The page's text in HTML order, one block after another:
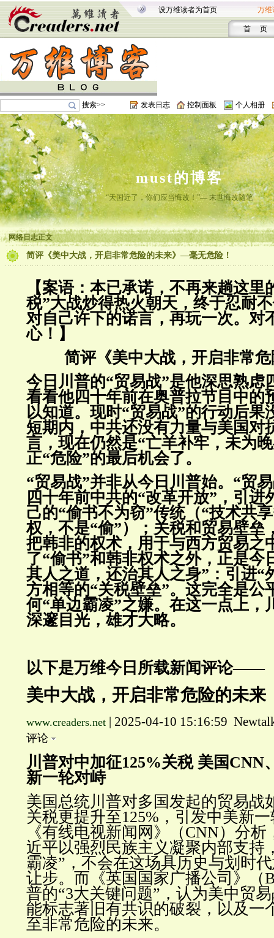
设万维读者为首页 万维
首 页
搜索>> 发表日志 控制面板 个人相册
must的博客
“天国近了，你们应当悔改！”— 末世悔改随笔
网络日志正文
简评《美中大战，开启非常危险的未来》—毫无危险！
【案语：本已承诺，不再来趟这里
税”大战炒得热火朝天，终于忍耐
对自己许下的诺言，再玩一次。对
心！】
简评《美中大战，开启非常
今日川普的“贸易战”是他深思熟虑
看看他四十年前在奥普拉节目中的
以知道。现时“贸易战”的行动后果
短期内，中共还没有力量与美国对
言，现在仍然是“亡羊补牢，未为
正“危险”的最后机会了。
“贸易战”并非从今日川普始。“贸
四十年前中共的“改革开放”，引进
己的“偷书不为窃”传统（“技术共
权，不是“偷”）；关税和贸易壁垒
把韩非的权术，用于与西方贸易之
了“偷书”和韩非权术之外，正是今
其人之道，还治其人之身”：引进“
方相等的“关税壁垒”。这完全是公
何“单边霸凌”之嫌。在这一点上，
深邃目光，雄才大略。
以下是万维今日所载新闻评论——
美中大战，开启非常危险的未来
www.creaders.net | 2025-04-10 15:16:59
评论
川普对中加征125%关税 美国CNN
新一轮对峙
美国总统川普对多国发起的贸易战
关税更提升至125%，引发中美新
《有线电视新闻网》（CNN）分
近平以强烈民族主义凝聚内部支持
霸凌”，不会在这场具历史与划时
让步。而《英国国家广播公司》（
普的“3大关键问题”，认为美中贸
能标志著旧有共识的破裂，以及一
至非常危险的未来。